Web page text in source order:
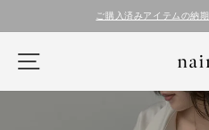
ご購入済みアイテムの納